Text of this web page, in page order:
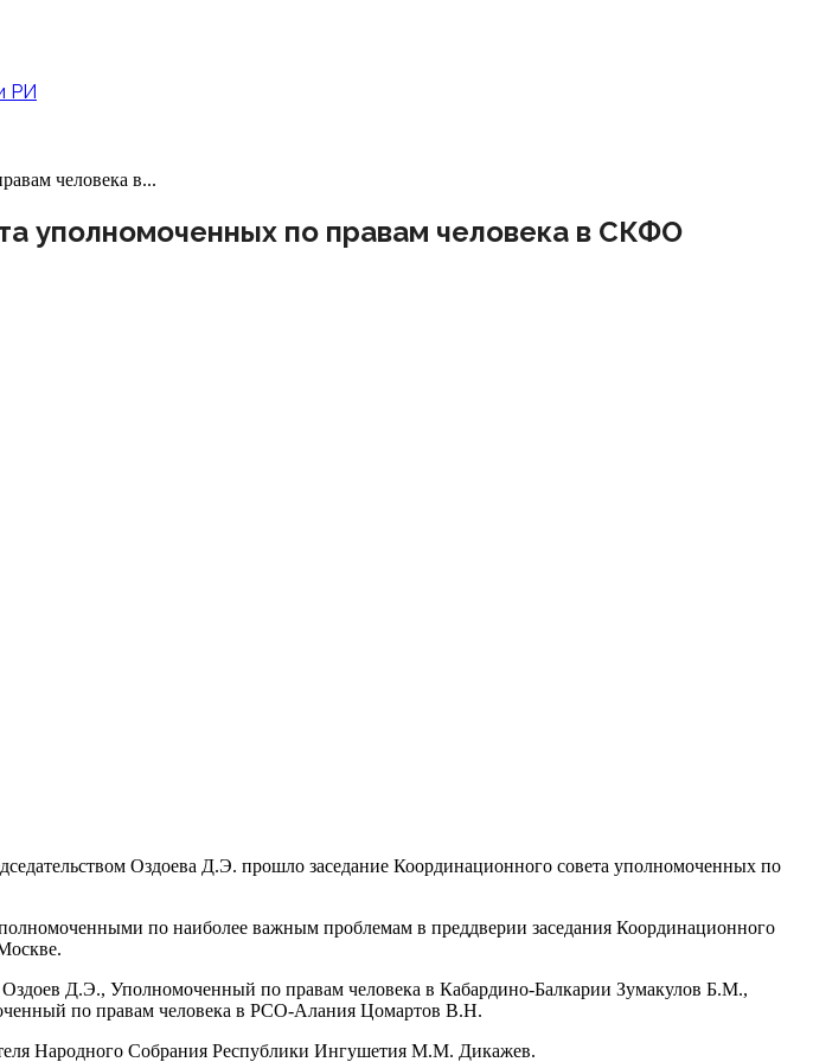
РИ
человека в...
уполномоченных по правам человека в СКФО
Оздоева Д.Э. прошло заседание Координационного совета уполномоченных по
по наиболее важным проблемам в преддверии заседания Координационного
Д.Э., Уполномоченный по правам человека в Кабардино-Балкарии Зумакулов Б.М.,
по правам человека в РСО-Алания Цомартов В.Н.
Народного Собрания Республики Ингушетия М.М. Дикажев.